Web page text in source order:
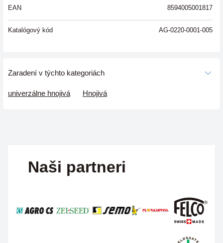
EAN 8594005001817
Katalógový kód AG-0220-0001-005
Zaradení v týchto kategoriách
univerzálne hnojivá Hnojivá
Naši partneri